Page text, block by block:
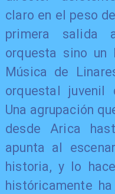
claro en el peso
primera salida
orquesta sino un
Música de
orquestal juvenil
Una agrupación
desde Arica
apunta al
historia, y lo
históricamente